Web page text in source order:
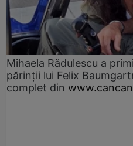
Mihaela Rădulescu a
părinții lui Felix
complet din